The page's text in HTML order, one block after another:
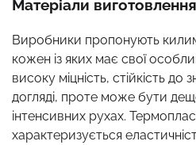
Матеріали
Виробники пропонують
кожен із яких має свої
високу міцність, стійкість до
догляді, проте може бути
інтенсивних рухах.
характеризується